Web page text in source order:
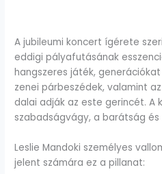
A jubileumi koncert ígérete
eddigi pályafutásának
hangszeres játék,
zenei párbeszédek, valamint
dalai adják az este gerincét. A
szabadságvágy, a barátság és
Leslie Mandoki személyes
jelent számára ez a pillanat: